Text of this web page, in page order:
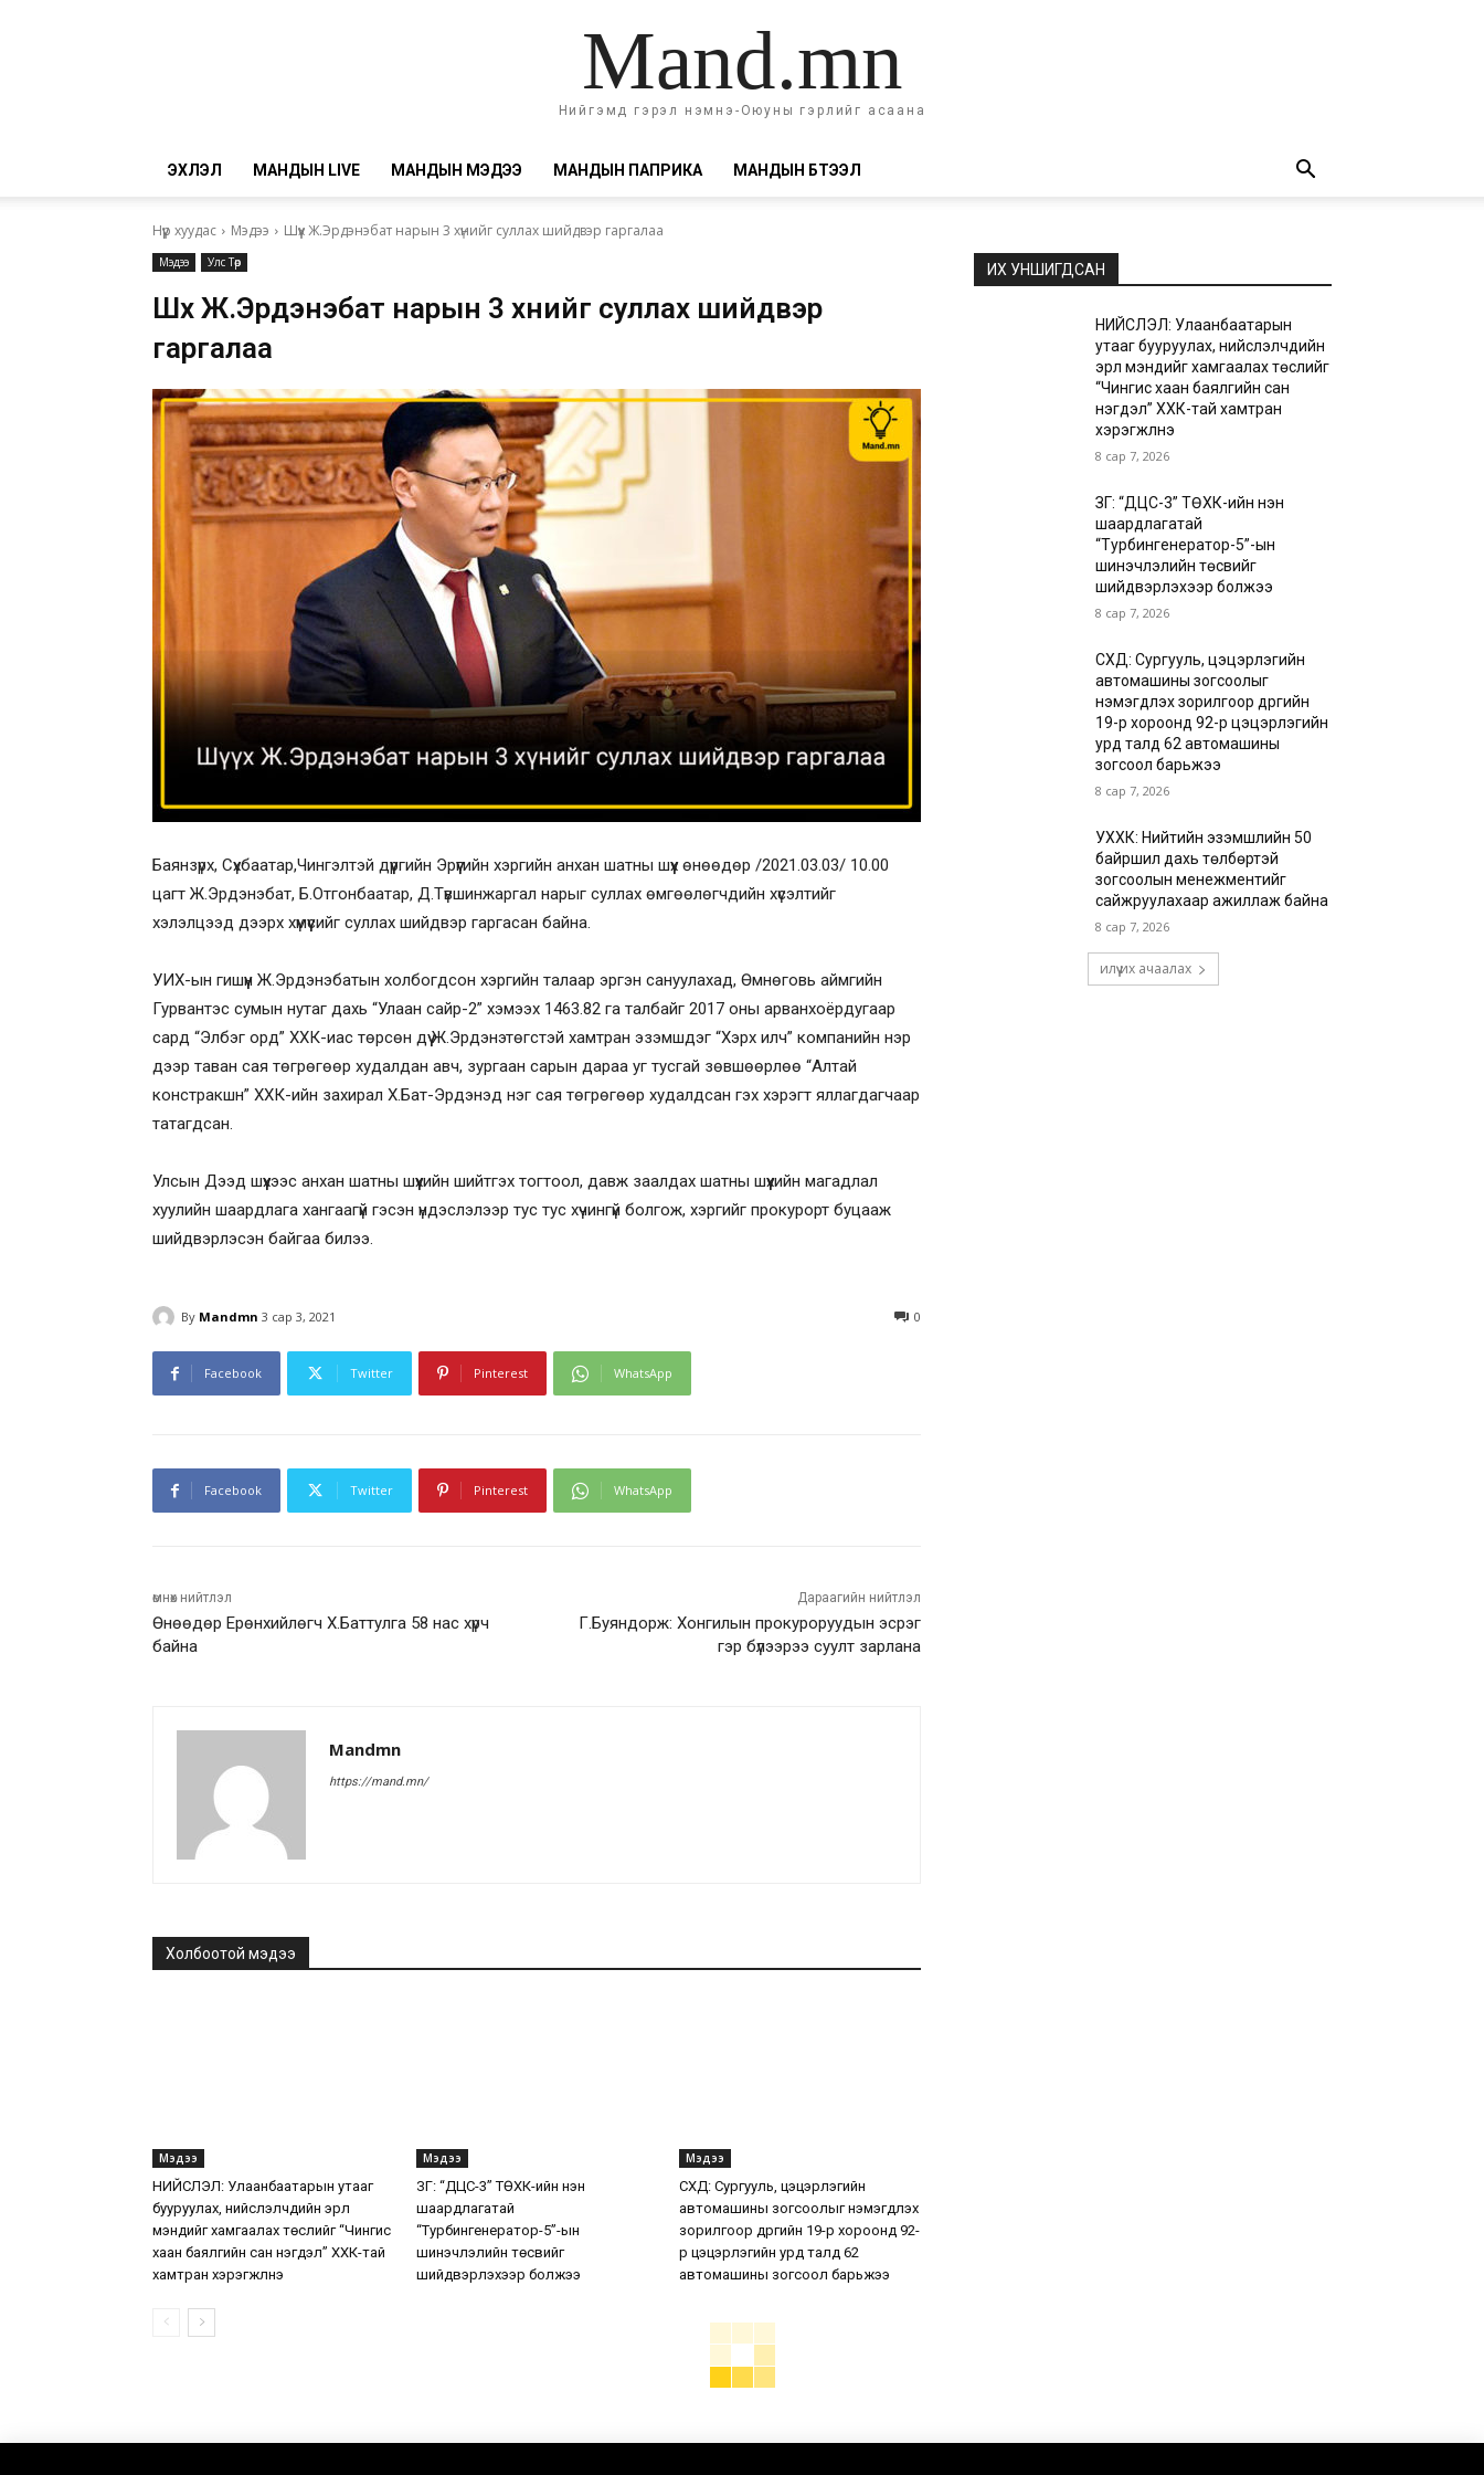
Mand.mn
Нийгэмд гэрэл нэмнэ-Оюуны гэрлийг асаана
ЭХЛЭЛ МАНДЫН LIVE МАНДЫН МЭДЭЭ МАНДЫН ПАПРИКА МАНДЫН БҮТЭЭЛ
Нүүр хуудас Мэдээ Шүүх Ж.Эрдэнэбат нарын 3 хүнийг суллах шийдвэр гаргалаа
Мэдээ Улс Төр
Шүүх Ж.Эрдэнэбат нарын 3 хүнийг суллах шийдвэр
гаргалаа
Баянзүрх, Сүхбаатар,Чингэлтэй дүүргийн Эрүүгийн хэргийн анхан шатны шүүх өнөөдөр /2021.03.03/ 10.00
цагт Ж.Эрдэнэбат, Б.Отгонбаатар, Д.Түвшинжаргал нарыг суллах өмгөөлөгчдийн хүсэлтийг
хэлэлцээд дээрх хүмүүсийг суллах шийдвэр гаргасан байна.
УИХ-ын гишүүн Ж.Эрдэнэбатын холбогдсон хэргийн талаар эргэн сануулахад, Өмнөговь аймгийн
Гурвантэс сумын нутаг дахь “Улаан сайр-2” хэмээх 1463.82 га талбайг 2017 оны арванхоёрдугаар
сард “Элбэг орд” ХХК-иас төрсөн дүү Ж.Эрдэнэтөгстэй хамтран эзэмшдэг “Хэрх илч” компанийн нэр
дээр таван сая төгрөгөөр худалдан авч, зургаан сарын дараа уг тусгай зөвшөөрлөө “Алтай
констракшн” ХХК-ийн захирал Х.Бат-Эрдэнэд нэг сая төгрөгөөр худалдсан гэх хэрэгт яллагдагчаар
татагдсан.
Улсын Дээд шүүхээс анхан шатны шүүхийн шийтгэх тогтоол, давж заалдах шатны шүүхийн магадлал
хуулийн шаардлага хангаагүй гэсэн үндэслэлээр тус тус хүчингүй болгож, хэргийг прокурорт буцааж
шийдвэрлэсэн байгаа билээ.
By Mandmn 3 сар 3, 2021 0
Facebook Twitter Pinterest WhatsApp
Facebook Twitter Pinterest WhatsApp
өмнөх нийтлэл
Өнөөдөр Ерөнхийлөгч Х.Баттулга 58 нас хүрч
байна
Дараагийн нийтлэл
Г.Буяндорж: Хонгилын прокуроруудын эсрэг
гэр бүлээрээ суулт зарлана
Mandmn
https://mand.mn/
Холбоотой мэдээ
Мэдээ
НИЙСЛЭЛ: Улаанбаатарын утааг
бууруулах, нийслэлчүүдийн эрүүл
мэндийг хамгаалах төслийг “Чингис
хаан баялгийн сан нэгдэл” ХХК-тай
хамтран хэрэгжүүлнэ
Мэдээ
ЗГ: “ДЦС-3” ТӨХК-ийн нэн
шаардлагатай
“Турбингенератор-5”-ын
шинэчлэлийн төсвийг
шийдвэрлэхээр болжээ
Мэдээ
СХД: Сургууль, цэцэрлэгийн
автомашины зогсоолыг нэмэгдүүлэх
зорилгоор дүүргийн 19-р хороонд 92-
р цэцэрлэгийн урд талд 62
автомашины зогсоол барьжээ
ИХ УНШИГДСАН
НИЙСЛЭЛ: Улаанбаатарын
утааг бууруулах, нийслэлчүүдийн
эрүүл мэндийг хамгаалах төслийг
“Чингис хаан баялгийн сан
нэгдэл” ХХК-тай хамтран
хэрэгжүүлнэ
8 сар 7, 2026
ЗГ: “ДЦС-3” ТӨХК-ийн нэн
шаардлагатай
“Турбингенератор-5”-ын
шинэчлэлийн төсвийг
шийдвэрлэхээр болжээ
8 сар 7, 2026
СХД: Сургууль, цэцэрлэгийн
автомашины зогсоолыг
нэмэгдүүлэх зорилгоор дүүргийн
19-р хороонд 92-р цэцэрлэгийн
урд талд 62 автомашины
зогсоол барьжээ
8 сар 7, 2026
УХХК: Нийтийн эзэмшлийн 50
байршил дахь төлбөртэй
зогсоолын менежментийг
сайжруулахаар ажиллаж байна
8 сар 7, 2026
илүү их ачаалах